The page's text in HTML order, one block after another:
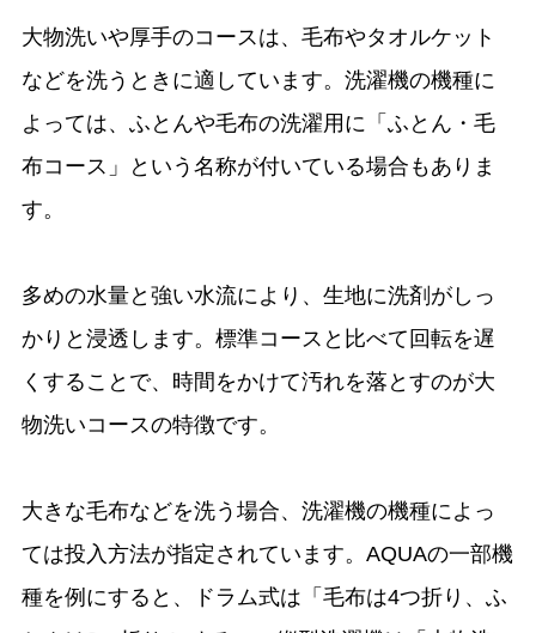
大物洗いや厚手のコースは、毛布やタオルケット
などを洗うときに適しています。洗濯機の機種に
よっては、ふとんや毛布の洗濯用に「ふとん・毛
布コース」という名称が付いている場合もありま
す。
多めの水量と強い水流により、生地に洗剤がしっ
かりと浸透します。標準コースと比べて回転を遅
くすることで、時間をかけて汚れを落とすのが大
物洗いコースの特徴です。
大きな毛布などを洗う場合、洗濯機の機種によっ
ては投入方法が指定されています。AQUAの一部機
種を例にすると、ドラム式は「毛布は4つ折り、ふ